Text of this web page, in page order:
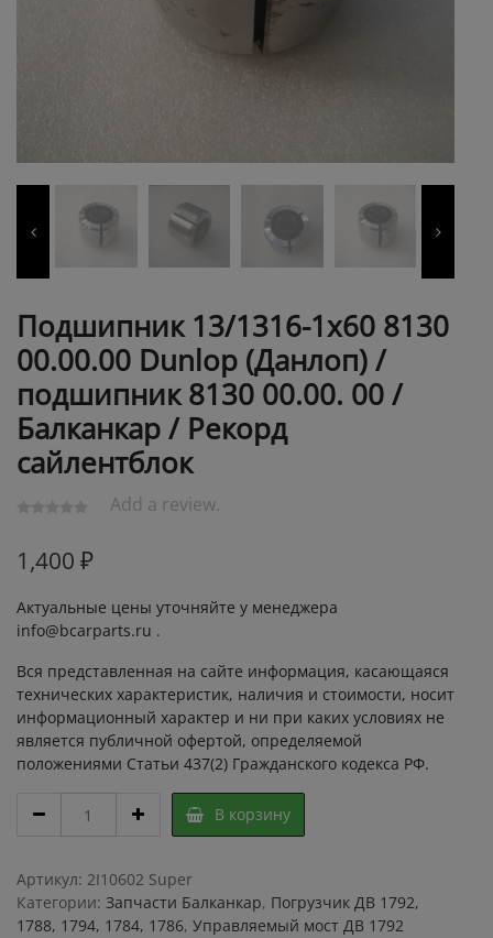
Подшипник 13/1316-1х60 8130
00.00.00 Dunlop (Данлоп) /
подшипник 8130 00.00. 00 /
Балканкар / Рекорд
сайлентблок
Add a review.
1,400 ₽
Актуальные цены уточняйте у менеджера
info@bcarparts.ru .
Вся представленная на сайте информация, касающаяся
технических характеристик, наличия и стоимости, носит
информационный характер и ни при каких условиях не
является публичной офертой, определяемой
положениями Статьи 437(2) Гражданского кодекса РФ.
Подшипник
13/1316-
8130
00.00.00
Dunlop
В корзину
Артикул: 2I10602 Super
Категории: Запчасти Балканкар, Погрузчик ДВ 1792,
1788, 1794, 1784, 1786, Управляемый мост ДВ 1792